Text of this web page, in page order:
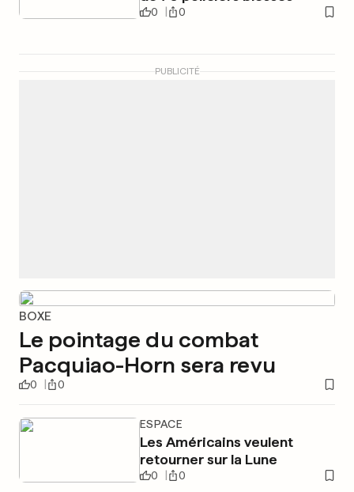
0 0
PUBLICITÉ
BOXE
Le pointage du combat
Pacquiao-Horn sera revu
0 0
ESPACE
Les Américains veulent
retourner sur la Lune
0 0